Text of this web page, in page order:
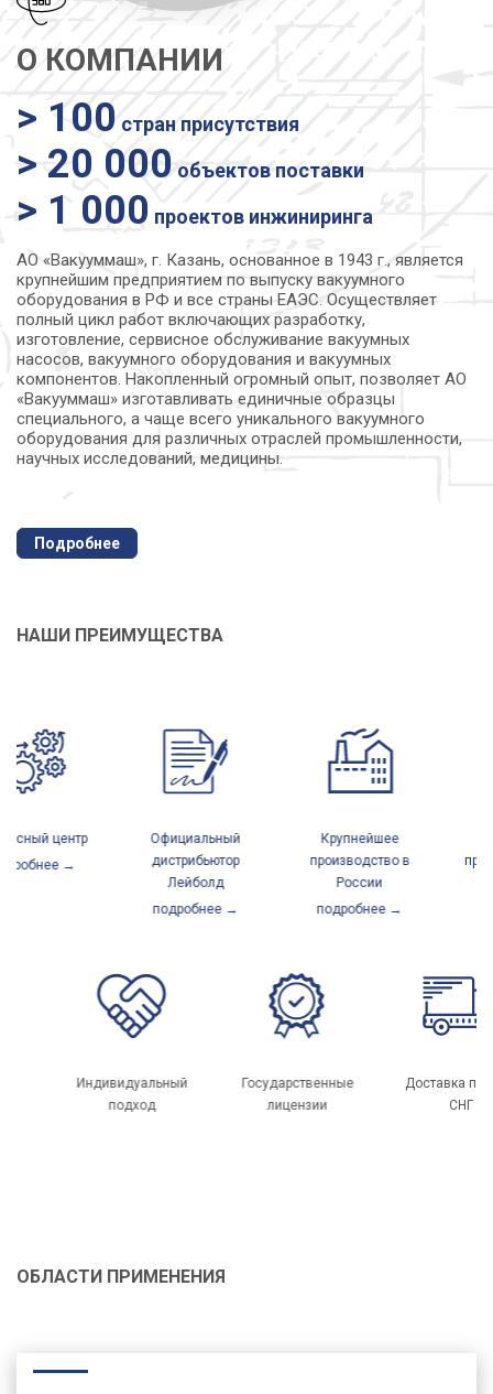
О КОМПАНИИ
> 100 стран присутствия
> 20 000 объектов поставки
> 1 000 проектов инжиниринга
АО «Вакууммаш», г. Казань, основанное в 1943 г., является
крупнейшим предприятием по выпуску вакуумного
оборудования в РФ и все страны ЕАЭС. Осуществляет
полный цикл работ включающих разработку,
изготовление, сервисное обслуживание вакуумных
насосов, вакуумного оборудования и вакуумных
компонентов. Накопленный огромный опыт, позволяет АО
«Вакууммаш» изготавливать единичные образцы
специального, а чаще всего уникального вакуумного
оборудования для различных отраслей промышленности,
научных исследований, медицины.
Подробнее
НАШИ ПРЕИМУЩЕСТВА
Официальный
дистрибьютор
Крупнейшее
производство в
подробнее →
производственный
подробнее →
Государственные
Индивидуальный
Лучшие
специалисты с
ОБЛАСТИ ПРИМЕНЕНИЯ